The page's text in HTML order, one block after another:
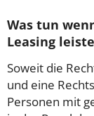
Was tun
Leasing
Soweit die
und eine
Personen mit